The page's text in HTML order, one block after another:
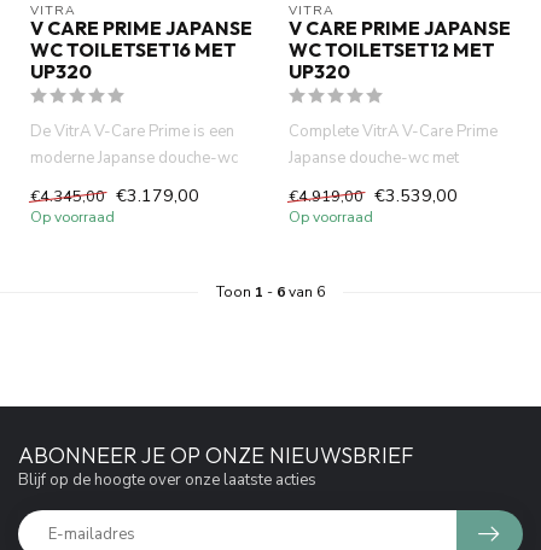
VITRA
V CARE PRIME JAPANSE
WC TOILETSET16 MET
UP320
De VitrA V-Care Prime is een
moderne Japanse douche-wc
met bidetfunctie, verwarm...
€4.345,00 €3.179,00
Op voorraad
VITRA
V CARE PRIME JAPANSE
WC TOILETSET12 MET
UP320
Complete VitrA V-Care Prime
Japanse douche-wc met
Geberit UP320
inbouwreservoir ...
€4.919,00 €3.539,00
Op voorraad
Toon 1 - 6van 6
ABONNEER JE OP ONZE NIEUWSBRIEF
Blijf op de hoogte over onze laatste acties